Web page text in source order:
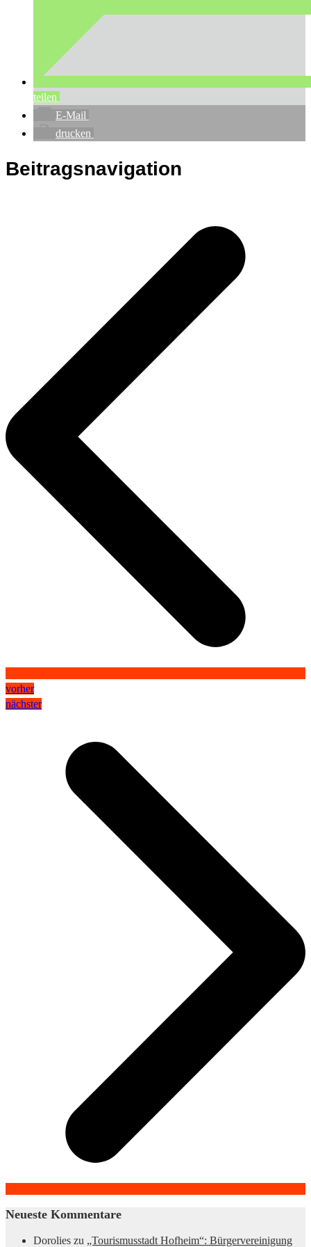
teilen
E-Mail
drucken
Beitragsnavigation
vorher
nächster
Neueste Kommentare
Dorolies zu „Tourismusstadt Hofheim“: Bürgervereinigung